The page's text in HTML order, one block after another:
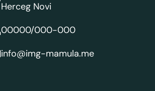
Herceg Novi
00000/000-000
info@img-mamula.me